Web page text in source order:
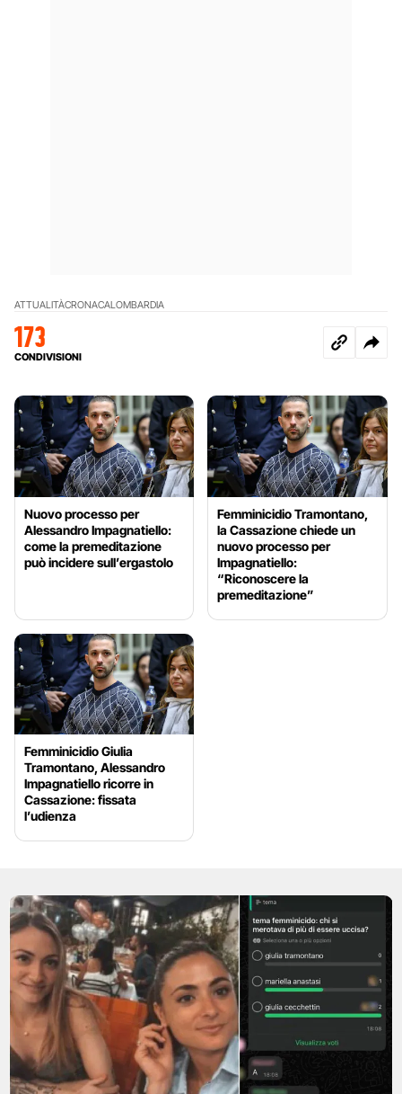
ATTUALITÀCRONACALOMBARDIA
173
CONDIVISIONI
Nuovo processo per
Alessandro Impagnatiello:
come la premeditazione
può incidere sull’ergastolo
Femminicidio Tramontano,
la Cassazione chiede un
nuovo processo per
Impagnatiello:
“Riconoscere la
premeditazione”
Femminicidio Giulia
Tramontano, Alessandro
Impagnatiello ricorre in
Cassazione: fissata
l’udienza